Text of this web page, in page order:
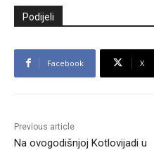
Podijeli
Facebook X
Previous article
Na ovogodišnjoj Kotlovijadi u